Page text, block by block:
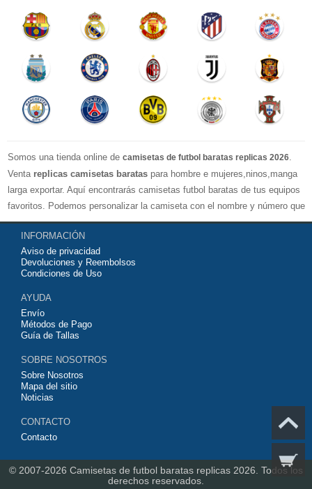
Somos una tienda online de camisetas de futbol baratas replicas 2026.
Venta replicas camisetas baratas para hombre e mujeres,ninos,manga
larga exportar. Aquí encontrarás camisetas futbol baratas de tus equipos
favoritos. Podemos personalizar la camiseta con el nombre y número que
quieras. Nuestrascamisetas de futbol replicasson de máxima calidad
tailandesa por lo que estamos convencidos que quedarás muy satisfecho
con ella. Estas camisetas tienen un tejido transpirable por lo que te
servirán para jugar al fútbol o simplemente para animar a tu equipo
contáctanos y haremos lo posible para conseguirtela lo más barata
posible.
INFORMACIÓN
Aviso de privacidad
Devoluciones y Reembolsos
Condiciones de Uso
AYUDA
Envío
Métodos de Pago
Guía de Tallas
SOBRE NOSOTROS
Sobre Nosotros
Mapa del sitio
Noticias
CONTACTO
Contacto
© 2007-2026 Camisetas de futbol baratas replicas 2026. Todos los
derechos reservados.